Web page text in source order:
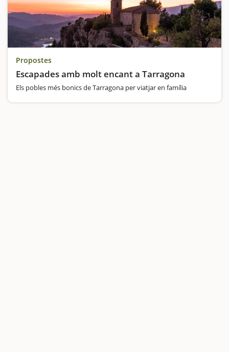
Propostes
Escapades amb molt encant a Tarragona
Els pobles més bonics de Tarragona per viatjar en família